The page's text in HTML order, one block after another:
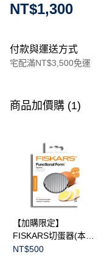
NT$1,300
付款與運送方式
宅配滿NT$3,500免運
信用卡一次付款
3 期 0 利率 每期
合作金庫商業銀行
華南商業銀行
上海商業儲蓄銀行
國泰世華商業銀行
臺灣中小企業銀行
匯豐（台灣）商業銀行
聯邦商業銀行
元大商業銀行
LINE Pay
Apple Pay
運送方式
黑貓宅急便
商品加價購 (1)
【加購限定】
FISKARS切蛋器(本商
品不提供破損保證)
NT$500